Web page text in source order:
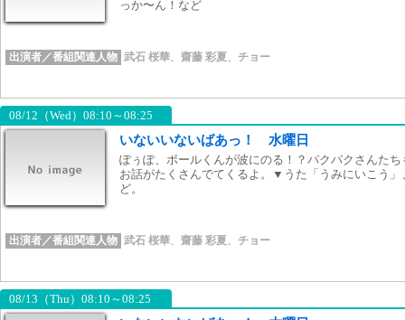
っか〜ん！など
出演者／番組関連人物 武石 桜華、 齋藤 彩夏 、 チョー
08/12（Wed）08:10～08:25
いないいないばあっ！ 水曜日
ぽぅぽ、ボールくんが波にのる！？パクパクさんた
お話がたくさんでてくるよ。▼うた「うみにいこう
ど。
出演者／番組関連人物 武石 桜華、 齋藤 彩夏 、 チョー
08/13（Thu）08:10～08:25